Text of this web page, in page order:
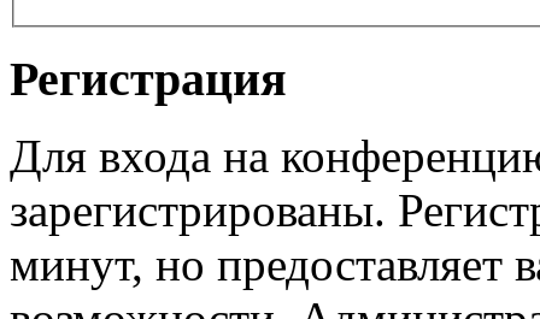
Регистрация
Для входа на
зарегистрированы.
минут, но предоставляет